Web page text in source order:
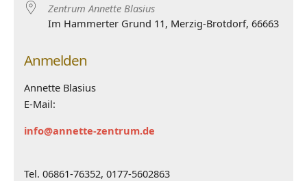
Zentrum Annette Blasius
Im Hammerter Grund 11, Merzig-Brotdorf, 66663
Anmelden
Annette Blasius
E-Mail:
info@annette-zentrum.de
Tel. 06861-76352, 0177-5602863